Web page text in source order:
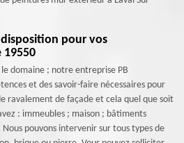
pour vos
19550
domaine ; notre entreprise PB
et des savoir-faire nécessaires pour
ravalement de façade et cela quel que soit
: immeubles ; maison ; bâtiments
pouvons intervenir sur tous types de